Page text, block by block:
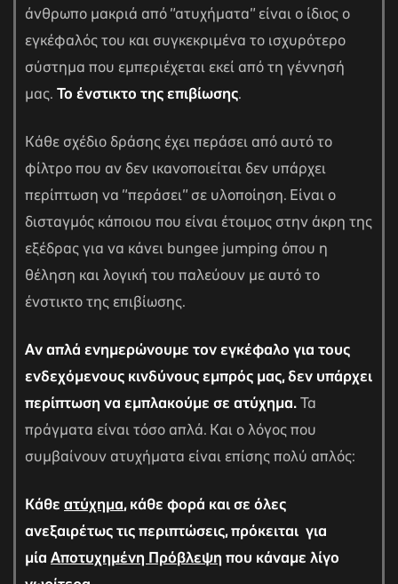
άνθρωπο μακριά από “ατυχήματα” είναι ο ίδιος ο
εγκέφαλός του και συγκεκριμένα το ισχυρότερο
σύστημα που εμπεριέχεται εκεί από τη γέννησή
μας. Το ένστικτο της επιβίωσης.
Κάθε σχέδιο δράσης έχει περάσει από αυτό το
φίλτρο που αν δεν ικανοποιείται δεν υπάρχει
περίπτωση να “περάσει” σε υλοποίηση. Είναι ο
δισταγμός κάποιου που είναι έτοιμος στην άκρη της
εξέδρας για να κάνει bungee jumping όπου η
θέληση και λογική του παλεύουν με αυτό το
ένστικτο της επιβίωσης.
Αν απλά ενημερώνουμε τον εγκέφαλο για τους
ενδεχόμενους κινδύνους εμπρός μας, δεν υπάρχει
περίπτωση να εμπλακούμε σε ατύχημα.Τα
πράγματα είναι τόσο απλά. Και ο λόγος που
συμβαίνουν ατυχήματα είναι επίσης πολύ απλός:
Κάθε ατύχημα, κάθε φορά και σε όλες
ανεξαιρέτως τις περιπτώσεις, πρόκειται για
μία Αποτυχημένη Πρόβλεψη που κάναμε λίγο